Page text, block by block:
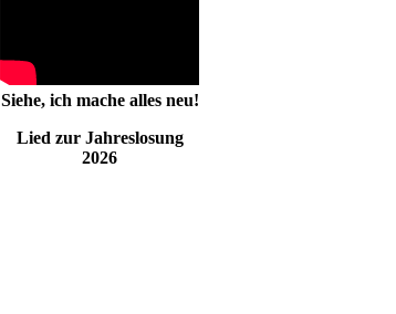
Siehe, ich mache alles neu!
Lied zur Jahreslosung
2026